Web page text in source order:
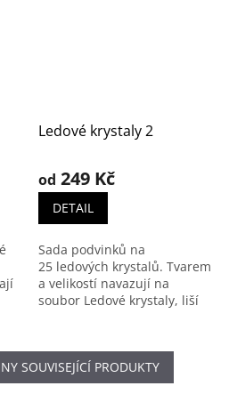
Ledové krystaly 2
od 249 Kč
DETAIL
Sada podvinků na
25 ledových krystalů. Tvarem
a velikostí navazují na
soubor Ledové krystaly, liší
paliček (plus obtahovačky).
Soubor obsahuje 22 stránek:
text s podrobným návodem,
SOUVISEJÍCÍ PRODUKTY